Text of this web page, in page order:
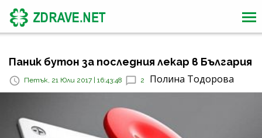
Паник бутон за последния лекар в България
Петък, 21 Юли 2017 | 16:43:48 2 Полина Тодорова